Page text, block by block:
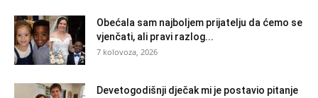
Obećala sam najboljem prijatelju da ćemo se
vjenčati, ali pravi razlog...
7 kolovoza, 2026
Devetogodišnji dječak mi je postavio pitanje